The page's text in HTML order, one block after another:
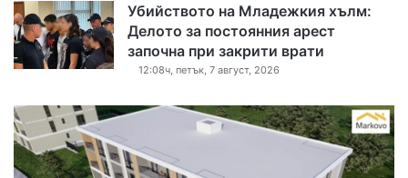
Убийството на Младежкия хълм:
Делото за постоянния арест
започна при закрити врати
12:08ч, петък, 7 август, 2026